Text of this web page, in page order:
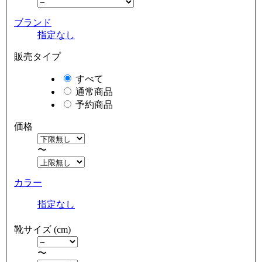
ブランド
指定なし
販売タイプ
すべて
通常商品
予約商品
価格
〜
カラー
指定なし
靴サイズ (cm)
〜